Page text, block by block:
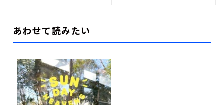
あわせて読みたい